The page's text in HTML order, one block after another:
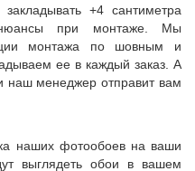
+4 сантиметра
при монтаже. Мы
монтажа по шовным и
ее в каждый заказ. А
наш менеджер отправит вам
наших фотообоев на ваши
выглядеть обои в вашем